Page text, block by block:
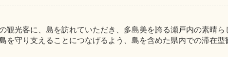
観光客に、島を訪れていただき、多島美を誇る瀬戸内の素晴
を守り支えることにつなげるよう、島を含めた県内での滞在